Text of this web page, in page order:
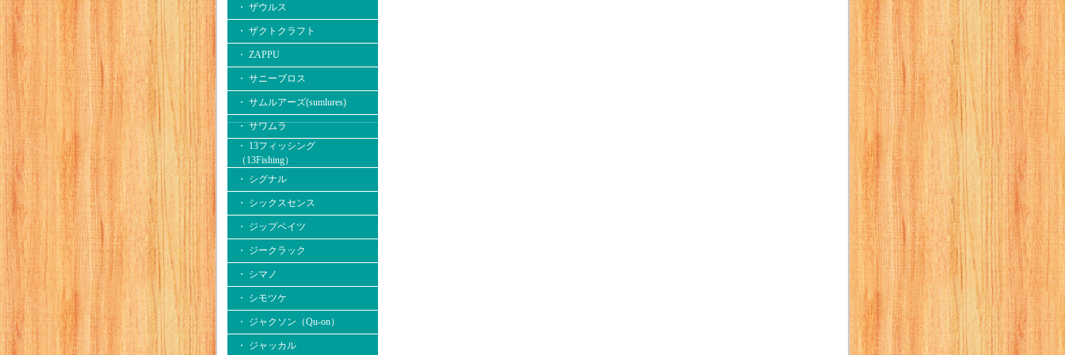
・ ザウルス
・ ザクトクラフト
・ ZAPPU
・ サニーブロス
・ サムルアーズ(sumlures)
・ サワムラ
・ 13フィッシング
（13Fishing）
・ シグナル
・ シックスセンス
・ ジップベイツ
・ ジークラック
・ シマノ
・ シモツケ
・ ジャクソン（Qu-on）
・ ジャッカル